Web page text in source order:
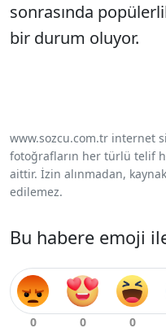
sonrasında
bir durum oluyor.
www.sozcu.com.tr internet
fotoğrafların her türlü telif
aittir. İzin alınmadan,
edilemez.
Bu habere emoji